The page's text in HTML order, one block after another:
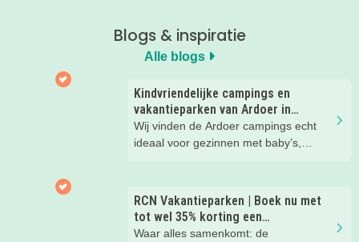
Blogs & inspiratie
Alle blogs
Kindvriendelijke campings en
vakantieparken van Ardoer in
Nederland
Wij vinden de Ardoer campings echt
ideaal voor gezinnen met baby’s,
RCN Vakantieparken | Boek nu met
tot wel 35% korting een
zomervakantie!
Waar alles samenkomt: de